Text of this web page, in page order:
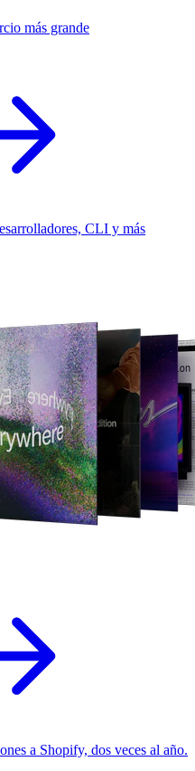
más grande
CLI y más
a Shopify, dos veces al año.